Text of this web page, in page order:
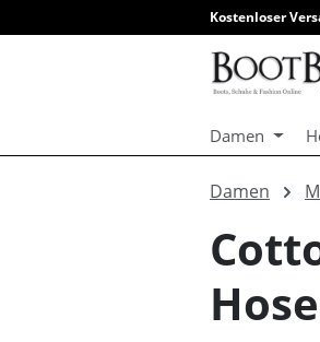
Zur Hauptnavigation
Kostenloser
Damen
Damen
Hose